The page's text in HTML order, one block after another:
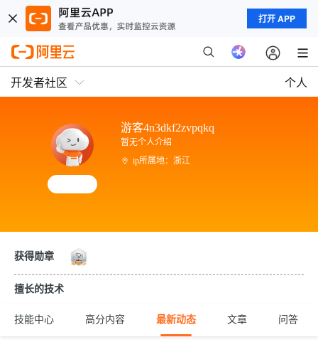
打开 APP
开发者社区 个人
游客4n3dkf2zvpqkq
暂无个人介绍
ip所属地：浙江
获得勋章
擅长的技术
技能中心 高分内容 最新动态 文章 问答